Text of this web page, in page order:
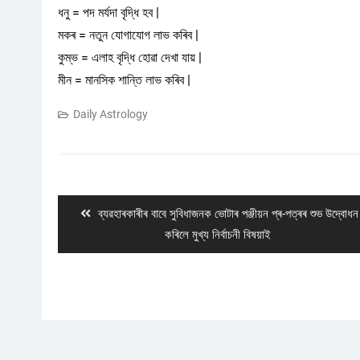
ধনু = পদ মৰ্যদা বৃদ্ধি হব |
মকৰ = নতুন যোগাযোগ লাভ কৰিব |
কুম্ভ = এলাহ বৃদ্ধি হোৱা দেখা যায় |
মীন = মানসিক শান্তি লাভ কৰিব |
Daily Astrology
Previous
ব্যৱহাৰকাৰীৰ বাবে সুবিধাজনক ভােটাৰ পঞ্জীয়ন প্ৰ-পত্ৰৰ শুভ উদ্বোধন
কৰিলে মুখ্য নির্বাচনী বিষয়াই